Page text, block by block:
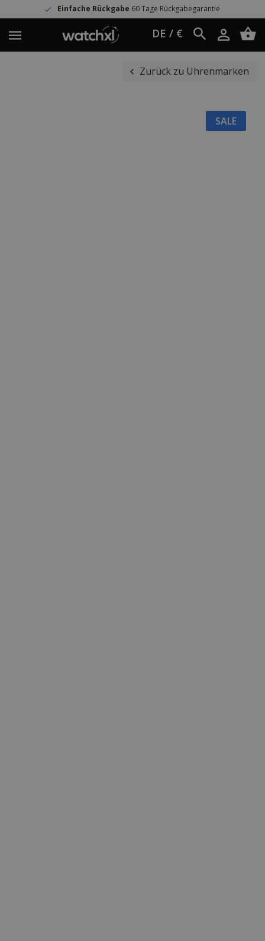
Einfache Rückgabe60 Tage Rückgabegarantie
DE / €
Zurück zu Uhrenmarken
SALE